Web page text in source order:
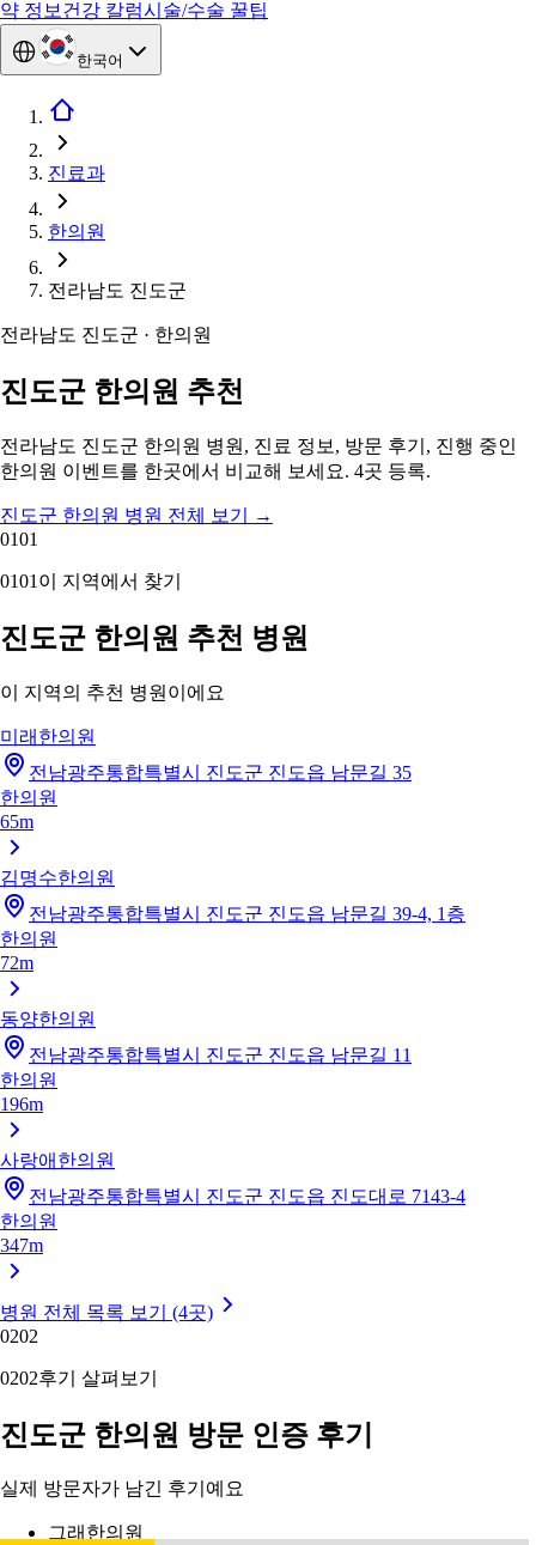
약 정보 건강 칼럼시술/수술 꿀팁
한국어
진료과
한의원
전라남도 진도군
전라남도 진도군 · 한의원
진도군 한의원 추천
전라남도 진도군 한의원 병원, 진료 정보, 방문 후기, 진행 중인
한의원 이벤트를 한곳에서 비교해 보세요. 4곳 등록.
진도군 한의원 병원 전체 보기
→
0101
0101 이 지역에서 찾기
진도군 한의원 추천 병원
이 지역의 추천 병원이에요
미래한의원
전남광주통합특별시 진도군 진도읍 남문길 35
한의원
65m
김명수한의원
전남광주통합특별시 진도군 진도읍 남문길 39-4, 1층
한의원
72m
동양한의원
전남광주통합특별시 진도군 진도읍 남문길 11
한의원
196m
사랑애한의원
전남광주통합특별시 진도군 진도읍 진도대로 7143-4
한의원
347m
병원 전체 목록 보기 (4곳)
0202
0202후기 살펴보기
진도군 한의원 방문 인증 후기
실제 방문자가 남긴 후기예요
그래한의원